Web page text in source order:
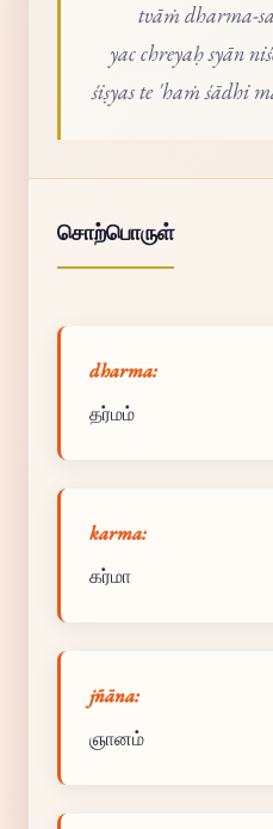
tvāṁ dharma-
yac chreyaḥ syān
śiṣyas te 'haṁ śādhi
சொற்பொருள்
dharma:
தர்மம்
karma:
கர்மா
jñāna:
ஞானம்